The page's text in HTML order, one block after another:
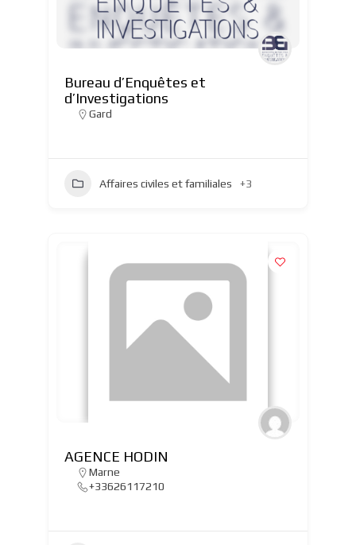
Bureau d’Enquêtes et
d’Investigations
Gard
Affaires civiles et familiales +3
AGENCE HODIN
Marne
+33626117210